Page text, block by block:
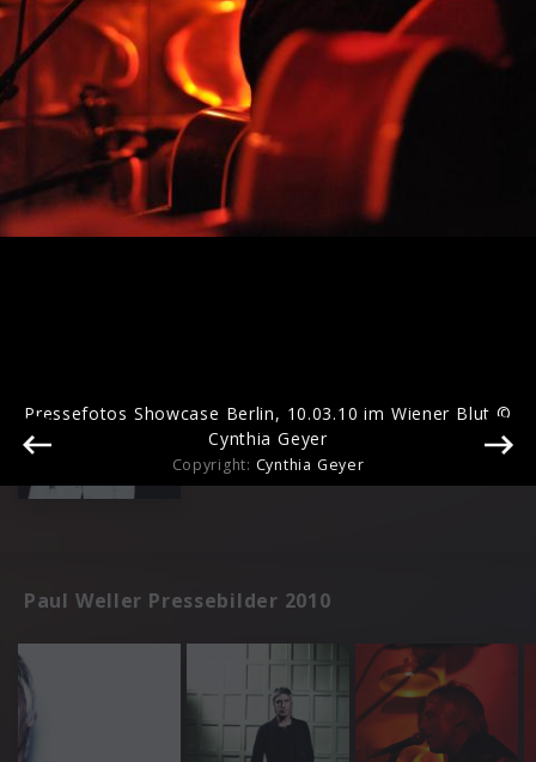
Paul Weller Pressebilder 2010
Pressefotos Showcase Berlin, 10.03.10 im Wiener Blut ©
Cynthia Geyer
Copyright: Cynthia Geyer